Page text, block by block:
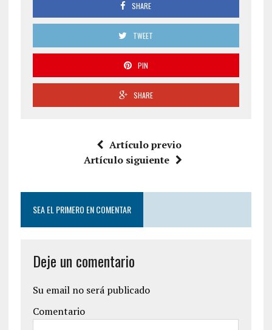
SHARE
TWEET
PIN
SHARE
Artículo previo
Artículo siguiente
SEA EL PRIMERO EN COMENTAR
Deje un comentario
Su email no será publicado
Comentario